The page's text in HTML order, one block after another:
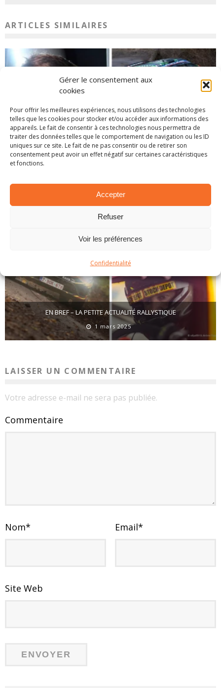
Gérer le consentement aux
cookies
Pour offrir les meilleures expériences, nous utilisons des technologies
telles que les cookies pour stocker et/ou accéder aux informations des
appareils. Le fait de consentir à ces technologies nous permettra de
traiter des données telles que le comportement de navigation ou les ID
uniques sur ce site. Le fait de ne pas consentir ou de retirer son
consentement peut avoir un effet négatif sur certaines caractéristiques
et fonctions.
Accepter
Refuser
Voir les préférences
Confidentialité
ARTICLES SIMILAIRES
EN BREF – LA PETITE ACTUALITÉ RALLYSTIQUE
1 mars 2025
LAISSER UN COMMENTAIRE
Votre adresse e-mail ne sera pas publiée.
Commentaire
Nom* Email*
Site Web